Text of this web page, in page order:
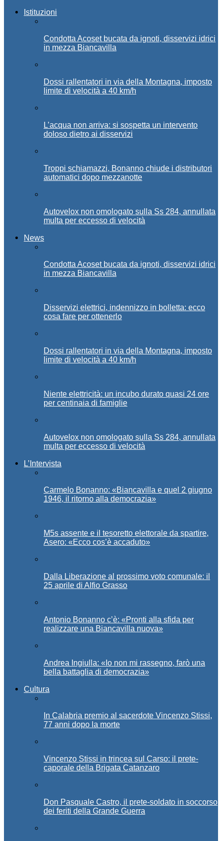
Istituzioni
Condotta Acoset bucata da ignoti, disservizi idrici
in mezza Biancavilla
Dossi rallentatori in via della Montagna, imposto
limite di velocità a 40 km/h
L’acqua non arriva: si sospetta un intervento
doloso dietro ai disservizi
Troppi schiamazzi, Bonanno chiude i distributori
automatici dopo mezzanotte
Autovelox non omologato sulla Ss 284, annullata
multa per eccesso di velocità
News
Condotta Acoset bucata da ignoti, disservizi idrici
in mezza Biancavilla
Disservizi elettrici, indennizzo in bolletta: ecco
cosa fare per ottenerlo
Dossi rallentatori in via della Montagna, imposto
limite di velocità a 40 km/h
Niente elettricità: un incubo durato quasi 24 ore
per centinaia di famiglie
Autovelox non omologato sulla Ss 284, annullata
multa per eccesso di velocità
L’Intervista
Carmelo Bonanno: «Biancavilla e quel 2 giugno
1946, il ritorno alla democrazia»
M5s assente e il tesoretto elettorale da spartire,
Asero: «Ecco cos’è accaduto»
Dalla Liberazione al prossimo voto comunale: il
25 aprile di Alfio Grasso
Antonio Bonanno c’è: «Pronti alla sfida per
realizzare una Biancavilla nuova»
Andrea Ingiulla: «Io non mi rassegno, farò una
bella battaglia di democrazia»
Cultura
In Calabria premio al sacerdote Vincenzo Stissi,
77 anni dopo la morte
Vincenzo Stissi in trincea sul Carso: il prete-
caporale della Brigata Catanzaro
Don Pasquale Castro, il prete-soldato in soccorso
dei feriti della Grande Guerra